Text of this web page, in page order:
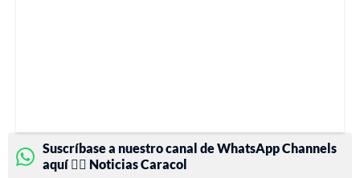
Suscríbase a nuestro canal de WhatsApp Channels
aquí 👉🏻 Noticias Caracol